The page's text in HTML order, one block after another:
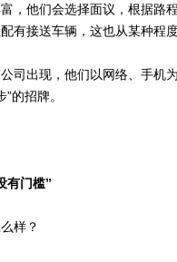
他们会选择面议，根据路
有接送车辆，这也从某种程
出现，他们以网络、手机
的招牌。
门槛”
样？